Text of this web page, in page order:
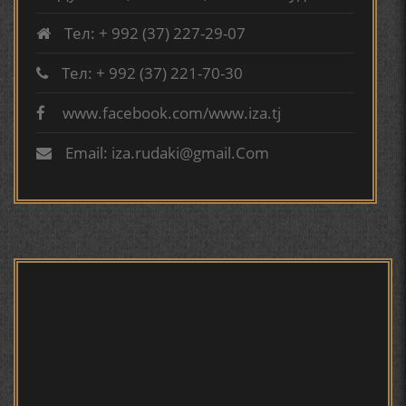
Сайри осорхона - Мирзо
КИРОМИ БУХОРӢ ШОИРИ ИНСОНДӮСТ УСМОНОВА
ГУЛБАҲОР.
ТАҶАССУМИ ҲАСБИ ҲОЛ ДАР ҒАЗАЛИЁТИ КИРОМИ
БУХОРОӢ УСМОНОВА Г.Ф.
БЕРУНӢ ВА НАВРӮЗИ АҶАМ
Тел: + 992 (37) 227-29-07
Тел: + 992 (37) 221-70-30
www.facebook.com/www.iza.tj
Email: iza.rudaki@gmail.Com